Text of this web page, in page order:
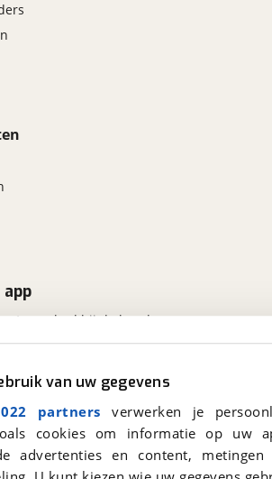
van uw gegevens
partners verwerken je
cookies om informatie op
advertenties en content,
15
van
app
aanbod bij de hand.